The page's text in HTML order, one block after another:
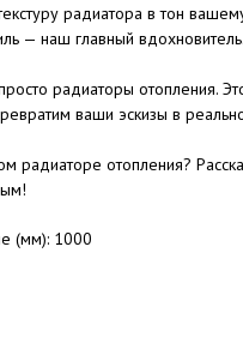
радиатора в тон
— наш главный вдохновитель.
радиаторы отопления.
ваши эскизы в
радиаторе отопления?
(мм): 1000